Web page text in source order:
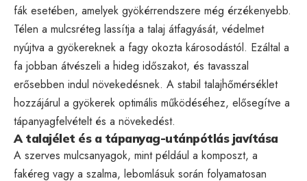
fák esetében, amelyek gyökérrendszere még érzékenyebb.
Télen a mulcsréteg lassítja a talaj átfagyását, védelmet
nyújtva a gyökereknek a fagy okozta károsodástól. Ezáltal a
fa jobban átvészeli a hideg időszakot, és tavasszal
erősebben indul növekedésnek. A stabil talajhőmérséklet
hozzájárul a gyökerek optimális működéséhez, elősegítve a
tápanyagfelvételt és a növekedést.
A talajélet és a tápanyag-utánpótlás javítása
A szerves mulcsanyagok, mint például a komposzt, a
fakéreg vagy a szalma, lebomlásuk során folyamatosan